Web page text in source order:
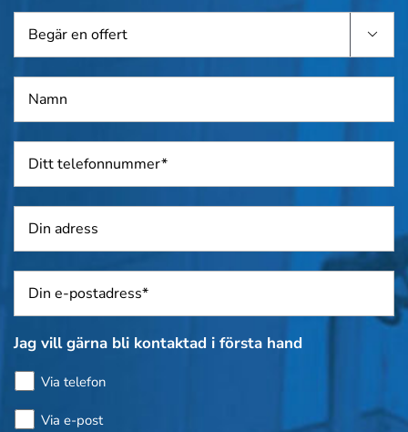
en
offert

Namn *
Telefon *
Adress
Sposti *
Jag vill gärna bli kontaktad i första hand
Via telefon
Via e-post